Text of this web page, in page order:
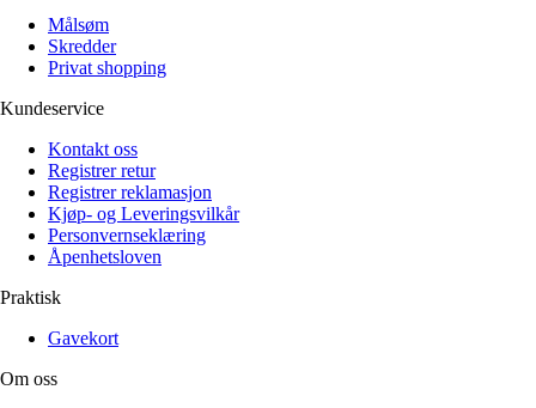
Målsøm
Skredder
Privat shopping
Kundeservice
Kontakt oss
Registrer retur
Registrer reklamasjon
Kjøp- og Leveringsvilkår
Personvernseklæring
Åpenhetsloven
Praktisk
Gavekort
Om oss